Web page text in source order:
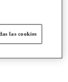
las cookies